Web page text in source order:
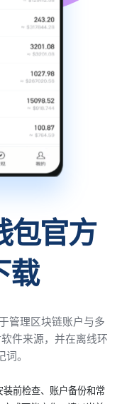
官方
载
理区块链账户与多
件来源，并在离线环
。
前检查、账户备份和常